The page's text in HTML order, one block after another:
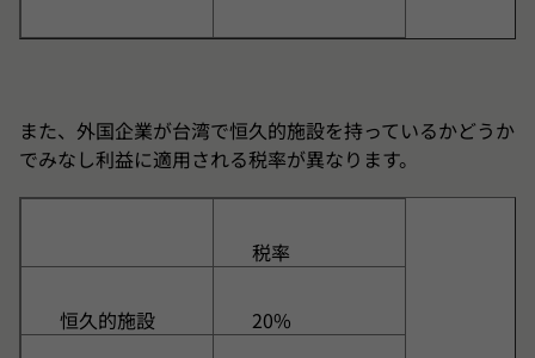
また、外国企業が台湾で恒久的施設を持っているかどうか
でみなし利益に適用される税率が異なります。
税率
恒久的施設 20%